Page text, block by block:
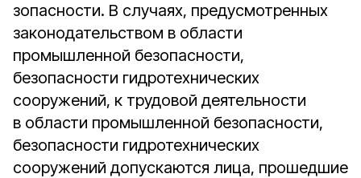
зопасности. В случаях, предусмотренных
законодательством в области
промышленной безопасности,
безопасности гидротехнических
сооружений, к трудовой деятельности
в области промышленной безопасности,
безопасности гидротехнических
сооружений допускаются лица, прошедшие